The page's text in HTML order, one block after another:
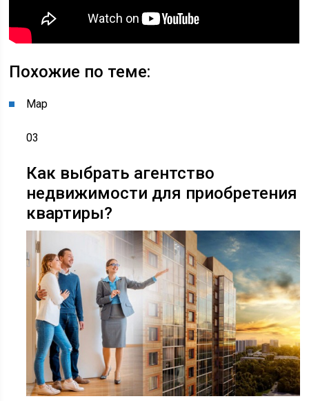
Похожие по теме:
Мар
03
Как выбрать агентство
недвижимости для приобретения
квартиры?